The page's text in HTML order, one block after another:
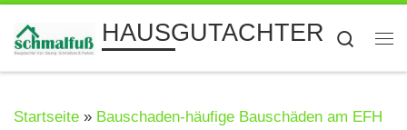
Zum Inhalt springenHAUSGUTACHTER
Search
Startseite » Bauschaden-häufige Bauschäden am EFH